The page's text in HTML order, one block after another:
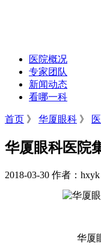
医院概况
专家团队
新闻动态
看哪一科
首页 》 华厦眼科 》
华厦眼科医院
2018-03-30 作者：hxyk
华厦